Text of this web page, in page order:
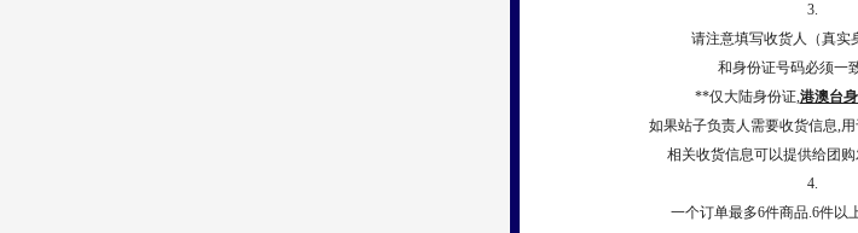
3.
请注意填写收货人（真实
和身份证号码必须一
**仅大陆身份证,港澳台
如果站子负责人需要收货信息,
相关收货信息可以提供给团
4.
一个订单最多6件商品.6件以